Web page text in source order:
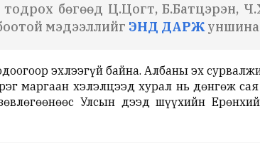
тодрох бөгөөд Ц.Цогт, Б.Батцэрэн,
мэдээллийг ЭНД ДАРЖуншина
эхлээгүй байна. Албаны эх
маргаан хэлэлцээд хурал нь дөнгөж
Улсын дээд шүүхийн